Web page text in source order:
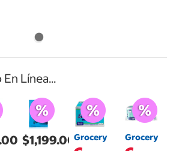
Línea...
$1,199.00Grocery Grocery